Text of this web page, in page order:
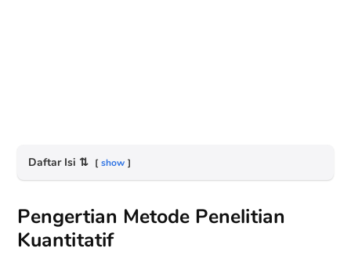
Daftar Isi ⇅ show
Pengertian Metode Penelitian
Kuantitatif